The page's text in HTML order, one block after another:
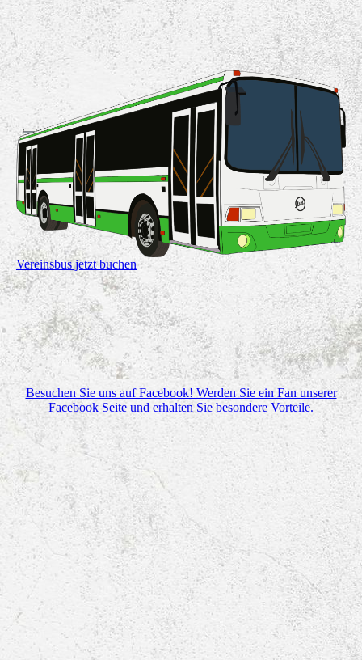
Vereinsbus jetzt buchen
Besuchen Sie uns auf Facebook! Werden Sie ein Fan unserer
Facebook Seite und erhalten Sie besondere Vorteile.